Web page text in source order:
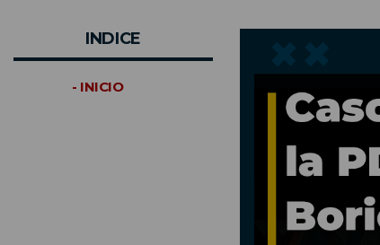
INDICE
- INICIO